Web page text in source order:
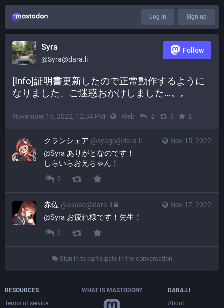
Log in Sign up
Syra
@Syra@dara.li
Follow
[Info]証明書更新したので正常動作するように
なりました、ご迷惑おかけしました…。。
November 15, 2022, 12:34 PM · · Web · 2 · 0 · 2
Nov 15, 2022
クランシェア @syage@dara.li
@Syra ありがとなのです！
しらいらお兄ちゃん！
0
Nov 17, 2022
赤佐 @akasa@dara.li
@Syra お疲れ様です！先生！
0
Sign in to participate in the conversation
RESOURCES
Terms of service
WHAT IS MASTODON?
DARA.LI
About